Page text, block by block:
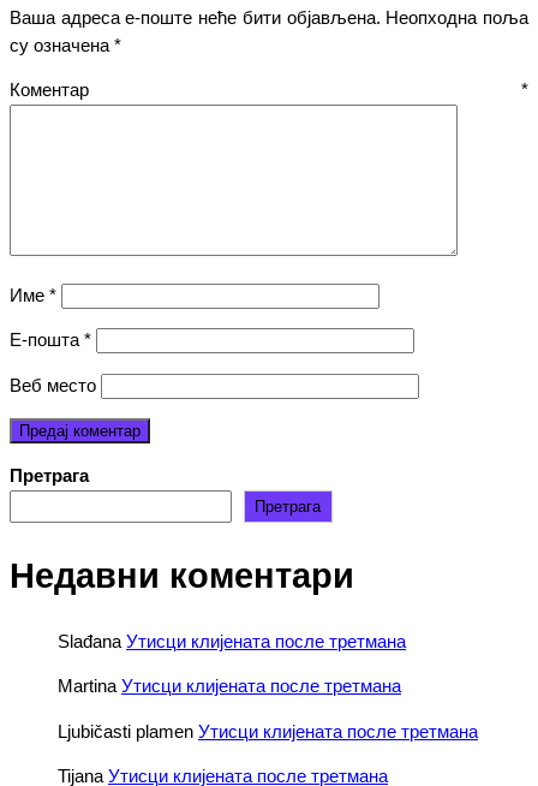
Ваша адреса е-поште неће бити објављена. Неопходна поља
су означена *
Коментар *
Име *
Е-пошта*
Веб место
Претрага
Претрага
Недавни коментари
Slađana Утисци клијената после третмана
Martina Утисци клијената после третмана
Ljubičasti plamen Утисци клијената после третмана
Tijana Утисци клијената после третмана